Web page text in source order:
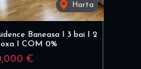
Harta
Baneasa I 3 bai I 2
I COM 0%
€